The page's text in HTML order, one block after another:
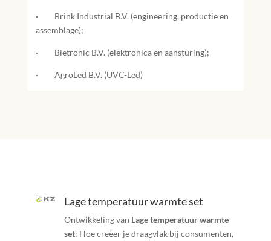
· Brink Industrial B.V. (engineering, productie en
assemblage);
· Bietronic B.V. (elektronica en aansturing);
· AgroLed B.V. (UVC-Led)
Lage temperatuur warmte set
Ontwikkeling van Lage temperatuur warmte
set: Hoe creëer je draagvlak bij consumenten,